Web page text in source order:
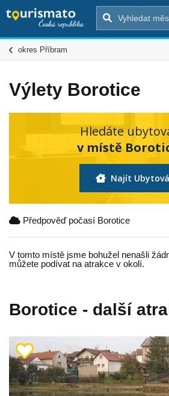
okres Příbram
Výlety Borotice
Hledáte
v místě
Najít
Předpověď počasí Borotice
V tomto místě jsme bohužel nenašli
můžete podívat na atrakce v okolí.
Borotice - další